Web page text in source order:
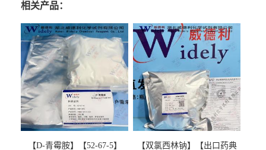
相关产品：
【D-青霉胺】【52-67-5】
【双氯西林钠】【出口药典